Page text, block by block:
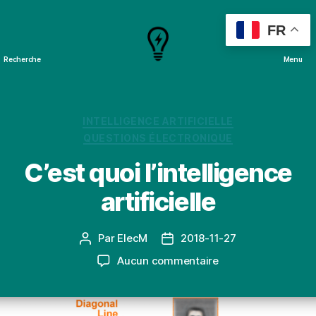
Recherche Menu
C’est quoi l’intelligence
artificielle
Auteur
de
l’article
Par ElecM
Date2018-11-27
Aucun commentairesur
l’intelligence
FR